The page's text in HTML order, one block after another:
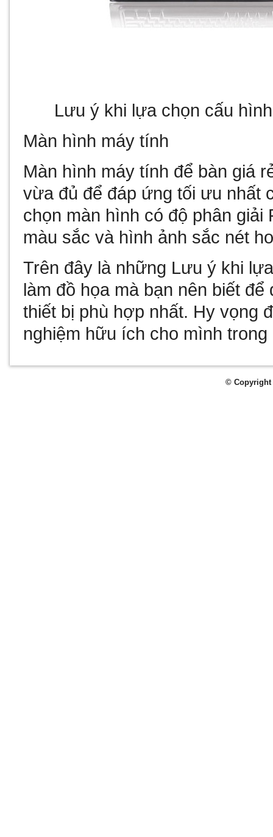
Lưu ý khi lựa chọn cấu
Màn hình máy tính
Màn hình máy tính để bàn giá
vừa đủ để đáp ứng tối ưu nhất
chọn màn hình có độ phân
màu sắc và hình ảnh sắc nét
Trên đây là những Lưu ý khi
làm đồ họa mà bạn nên biết
thiết bị phù hợp nhất. Hy vọng
nghiệm hữu ích cho mình
© Copyright